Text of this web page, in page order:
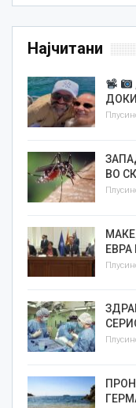
Најчитани
ВО
ЕВРА